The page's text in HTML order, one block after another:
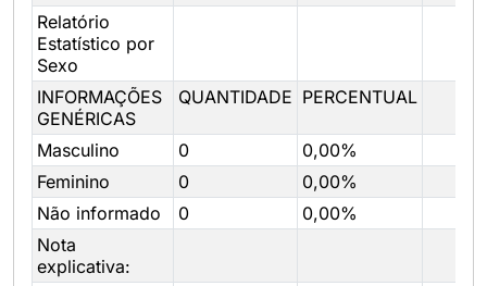
Relatório
Estatístico por
Sexo
INFORMAÇÕES
GENÉRICAS
QUANTIDADE PERCENTUAL
Masculino 0
0,00%
Feminino
0
0,00%
Não informado
0
0,00%
Nota
explicativa: